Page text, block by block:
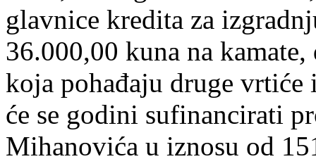
glavnice kredita za
36.000,00 kuna na
koja pohađaju druge
će se godini sufinancirati
Mihanovića u iznosu od